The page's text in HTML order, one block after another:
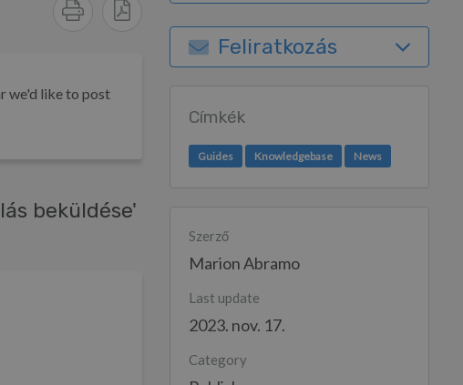
we'd like to post
beküldése'
Feliratkozás
Címkék
Guides Knowledgebase News
Szerző
Marion Abramo
Last update
2023. nov. 17.
Category